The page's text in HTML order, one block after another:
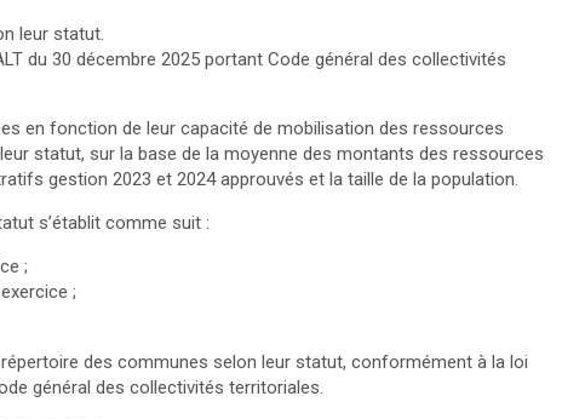
leur statut.
du 30 décembre 2025 portant Code général des collectivités
en fonction de leur capacité de mobilisation des ressources
statut, sur la base de la moyenne des montants des ressources
gestion 2023 et 2024 approuvés et la taille de la population.
s’établit comme suit :
;
;
des communes selon leur statut, conformément à la loi
général des collectivités territoriales.